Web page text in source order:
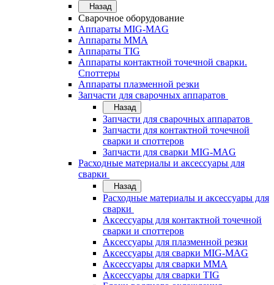
Назад
Сварочное оборудование
Аппараты MIG-MAG
Аппараты MMA
Аппараты TIG
Аппараты контактной точечной сварки.
Споттеры
Аппараты плазменной резки
Запчасти для сварочных аппаратов
Назад
Запчасти для сварочных аппаратов
Запчасти для контактной точечной
сварки и споттеров
Запчасти для сварки MIG-MAG
Расходные материалы и аксессуары для
сварки
Назад
Расходные материалы и аксессуары для
сварки
Аксессуары для контактной точечной
сварки и споттеров
Аксессуары для плазменной резки
Аксессуары для сварки MIG-MAG
Аксессуары для сварки MMA
Аксессуары для сварки TIG